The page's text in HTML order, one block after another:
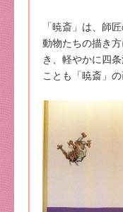
「暁斎」は、師
動物たちの描き
き、軽やかに四
ことも「暁斎」